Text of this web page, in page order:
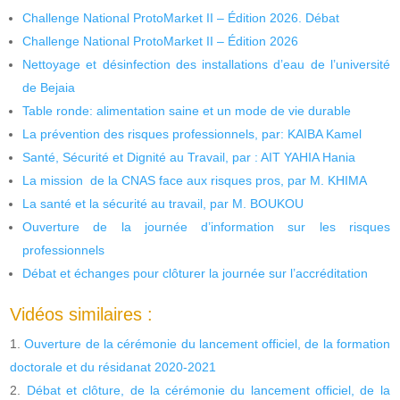
Challenge National ProtoMarket II – Édition 2026. Débat
Challenge National ProtoMarket II – Édition 2026
Nettoyage et désinfection des installations d’eau de l’université
de Bejaia
Table ronde: alimentation saine et un mode de vie durable
La prévention des risques professionnels, par: KAIBA Kamel
Santé, Sécurité et Dignité au Travail, par : AIT YAHIA Hania
La mission de la CNAS face aux risques pros, par M. KHIMA
La santé et la sécurité au travail, par M. BOUKOU
Ouverture de la journée d’information sur les risques
professionnels
Débat et échanges pour clôturer la journée sur l’accréditation
Vidéos similaires :
Ouverture de la cérémonie du lancement officiel, de la formation
doctorale et du résidanat 2020-2021
Débat et clôture, de la cérémonie du lancement officiel, de la